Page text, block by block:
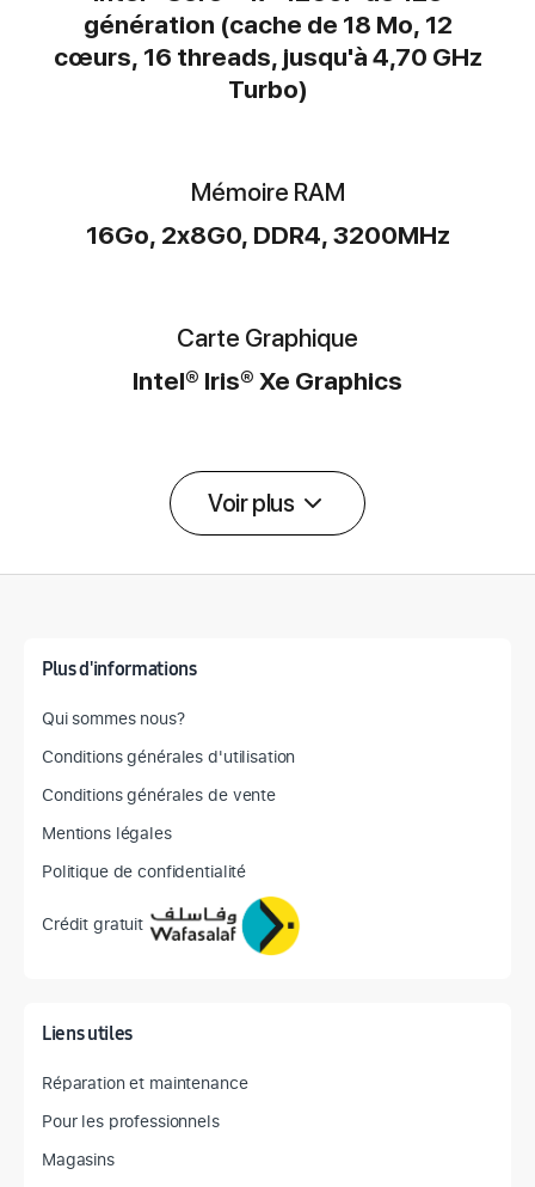
génération (cache de 18 Mo, 12
cœurs, 16 threads, jusqu'à 4,70 GHz
Turbo)
Mémoire RAM
16Go, 2x8G0, DDR4, 3200MHz
Carte Graphique
Intel® Iris® Xe Graphics
Voir plus
Plus d'informations
Qui sommes nous?
Conditions générales d'utilisation
Conditions générales de vente
Mentions légales
Politique de confidentialité
Crédit gratuit
Liens utiles
Réparation et maintenance
Pour les professionnels
Magasins